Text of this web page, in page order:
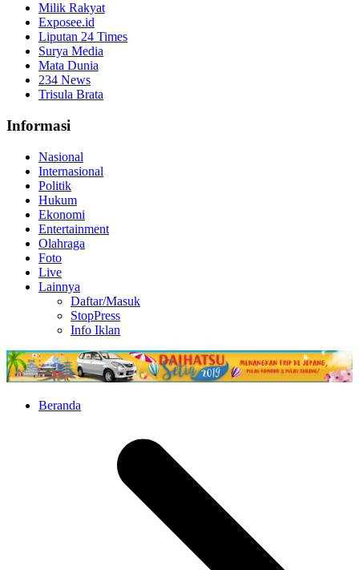
Milik Rakyat
Exposee.id
Liputan 24 Times
Surya Media
Mata Dunia
234 News
Trisula Brata
Informasi
Nasional
Internasional
Politik
Hukum
Ekonomi
Entertainment
Olahraga
Foto
Live
Lainnya
Daftar/Masuk
StopPress
Info Iklan
Beranda